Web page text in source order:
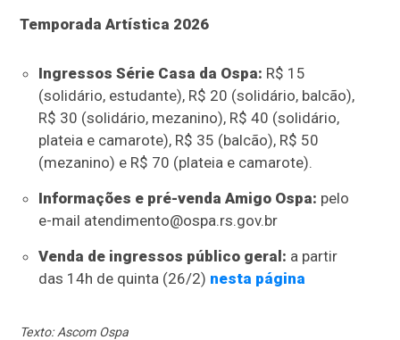
Temporada Artística 2026
Ingressos Série Casa da Ospa: R$ 15
(solidário, estudante), R$ 20 (solidário, balcão),
R$ 30 (solidário, mezanino), R$ 40 (solidário,
plateia e camarote), R$ 35 (balcão), R$ 50
(mezanino) e R$ 70 (plateia e camarote).
Informações e pré-venda Amigo Ospa: pelo
e-mail atendimento@ospa.rs.gov.br
Venda de ingressos público geral: a partir
das 14h de quinta (26/2) nesta página
Texto: Ascom Ospa